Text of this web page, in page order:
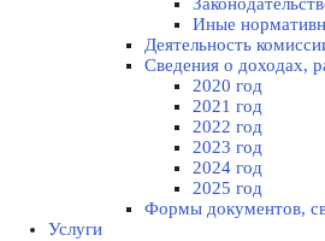
Иные
Деятельность
Сведения о доходах,
2020 год
2021 год
2022 год
2023 год
2024 год
2025 год
Формы документов,
Услуги